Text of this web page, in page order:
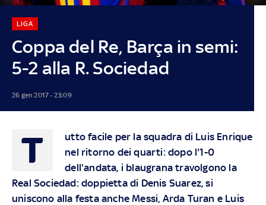
Coppa del Re, Barça in semi:
5-2 alla R. Sociedad
LIGA
26 gen 2017 - 23:09
T
utto facile per la squadra di Luis Enrique
nel ritorno dei quarti: dopo l'1-0
dell'andata, i blaugrana travolgono la
Real Sociedad: doppietta di Denis Suarez, si
uniscono alla festa anche Messi, Arda Turan e Luis